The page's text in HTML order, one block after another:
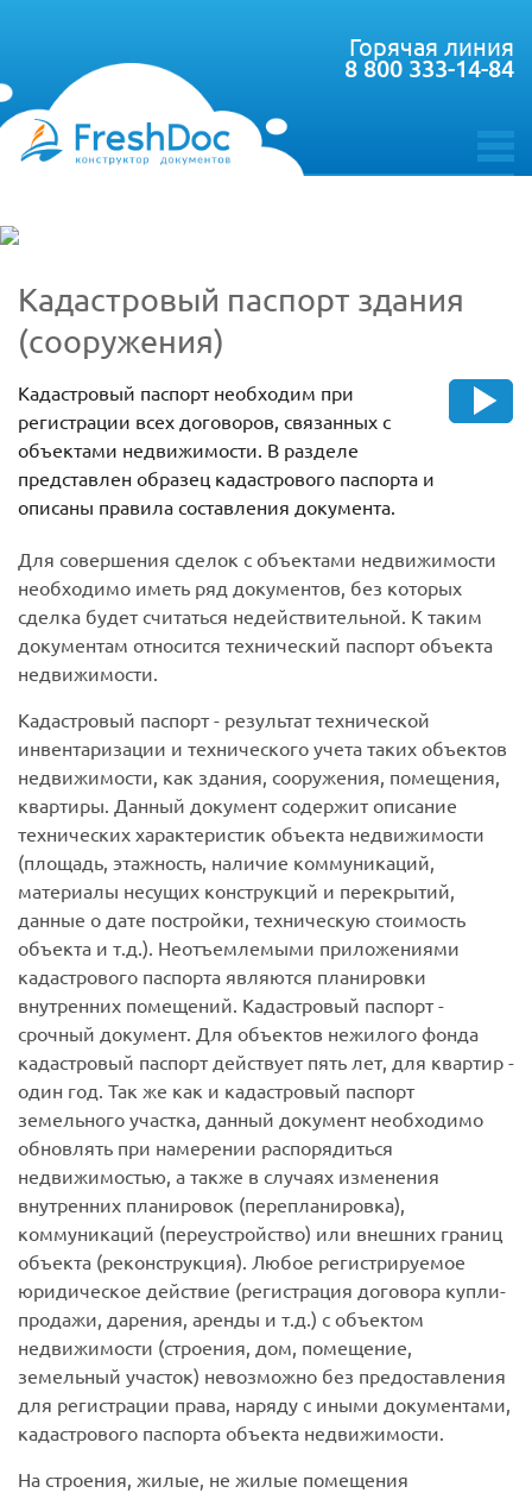
toggle
Горячая линия
8 800 333-14-84
Кадастровый паспорт здания
(сооружения)
Кадастровый паспорт необходим при
регистрации всех договоров, связанных с
объектами недвижимости. В разделе
представлен образец кадастрового паспорта и
описаны правила составления документа.
Для совершения сделок с объектами недвижимости
необходимо иметь ряд документов, без которых
сделка будет считаться недействительной. К таким
документам относится технический паспорт объекта
недвижимости.
Кадастровый паспорт - результат технической
инвентаризации и технического учета таких объектов
недвижимости, как здания, сооружения, помещения,
квартиры. Данный документ содержит описание
технических характеристик объекта недвижимости
(площадь, этажность, наличие коммуникаций,
материалы несущих конструкций и перекрытий,
данные о дате постройки, техническую стоимость
объекта и т.д.). Неотъемлемыми приложениями
кадастрового паспорта являются планировки
внутренних помещений. Кадастровый паспорт -
срочный документ. Для объектов нежилого фонда
кадастровый паспорт действует пять лет, для квартир -
один год. Так же как и кадастровый паспорт
земельного участка, данный документ необходимо
обновлять при намерении распорядиться
недвижимостью, а также в случаях изменения
внутренних планировок (перепланировка),
коммуникаций (переустройство) или внешних границ
объекта (реконструкция). Любое регистрируемое
юридическое действие (регистрация договора купли-
продажи, дарения, аренды и т.д.) с объектом
недвижимости (строения, дом, помещение,
земельный участок) невозможно без предоставления
для регистрации права, наряду с иными документами,
кадастрового паспорта объекта недвижимости.
На строения, жилые, не жилые помещения